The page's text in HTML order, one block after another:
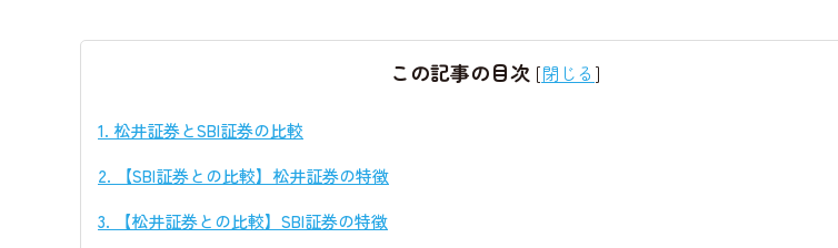
この記事の目次 [閉じる ]
1. 松井証券とSBI証券の比較
2. 【SBI証券との比較】松井証券の特徴
3. 【松井証券との比較】SBI証券の特徴